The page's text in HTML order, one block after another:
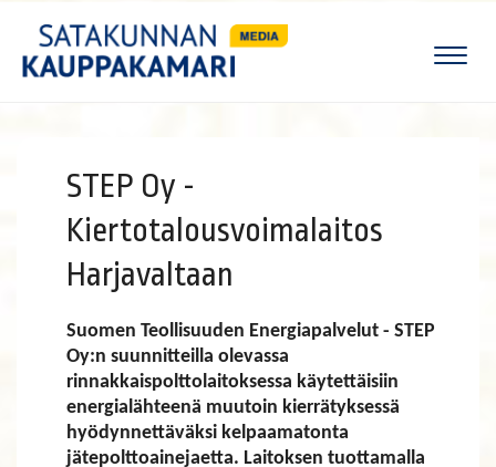
STEP Oy -
Kiertotalousvoimalaitos
Harjavaltaan
Suomen Teollisuuden Energiapalvelut - STEP
Oy:n suunnitteilla olevassa
rinnakkaispolttolaitoksessa käytettäisiin
energialähteenä muutoin kierrätyksessä
hyödynnettäväksi kelpaamatonta
jätepolttoainejaetta. Laitoksen tuottamalla